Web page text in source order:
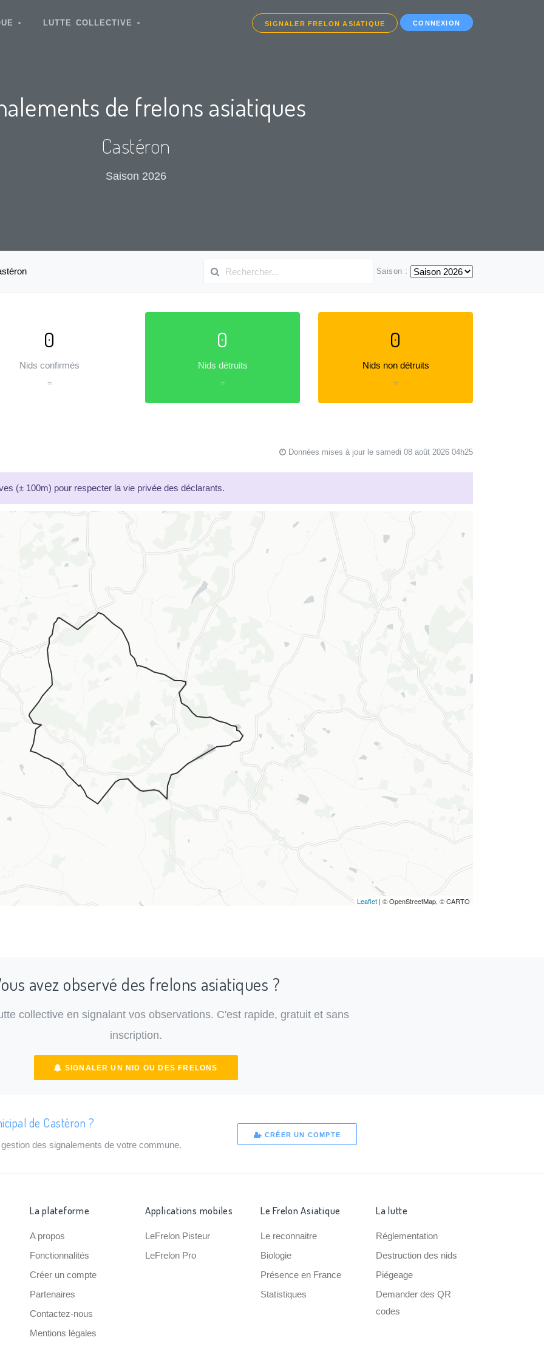
LUTTE COLLECTIVE SIGNALER FRELON ASIATIQUE CONNEXION
de frelons asiatiques
Castéron
Saison 2026
Saison :
0
Nids confirmés
=
0
Nids détruits
=
0
Nids non détruits
=
Données mises à jour le samedi 08 août 2026 04h25
(± 100m) pour respecter la vie privée des déclarants.
Leaflet | © OpenStreetMap, © CARTO
avez observé des frelons asiatiques ?
collective en signalant vos observations. C'est rapide, gratuit et sans
inscription.
SIGNALER UN NID OU DES FRELONS
de Castéron ?
des signalements de votre commune.
CRÉER UN COMPTE
La plateforme
A propos
Fonctionnalités
Créer un compte
Partenaires
Contactez-nous
Mentions légales
Applications mobiles
LeFrelon Pisteur
LeFrelon Pro
Le Frelon Asiatique
Le reconnaitre
Biologie
Présence en France
Statistiques
La lutte
Réglementation
Destruction des nids
Piégeage
Demander des QR
codes